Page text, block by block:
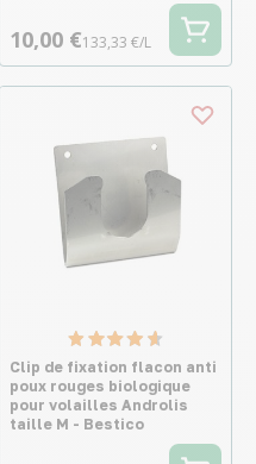
10,00 €133,33 €/L
Clip de fixation flacon anti
poux rouges biologique
pour volailles Androlis
taille M - Bestico